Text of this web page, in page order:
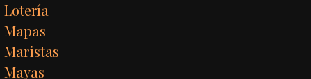
Lotería
Mapas
Maristas
Mayas